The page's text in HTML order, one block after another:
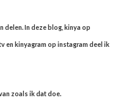
delen. In deze blog, kinya op
en kinyagram op instagram deel ik
zoals ik dat doe.